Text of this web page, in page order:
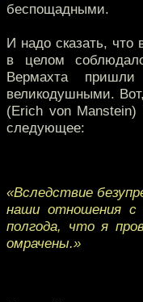
беспощадными.
И надо сказать, что
в целом
Вермахта
великодушными.
(Erich von Manstein)
следующее:
«Вследствие
наши отношения с
полгода, что я
омрачены.»